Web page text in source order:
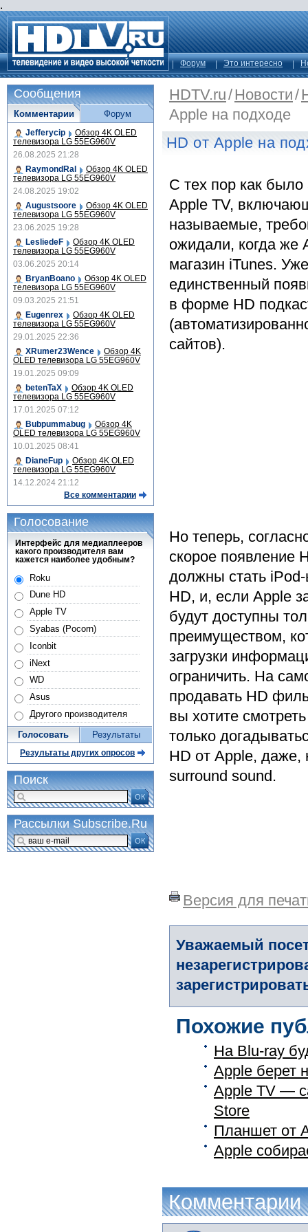
.
Форум Это интересно
HDTV.ru/Новости/
Apple на подходе
HD от Apple на
С тех пор как было
Apple TV,
называемые,
ожидали, когда же
магазин iTunes.
единственный
в форме HD
сайтов).
Но теперь,
скорое появление
должны стать
HD, и, если Apple
будут доступны
преимуществом,
загрузки
ограничить. На
продавать HD
вы хотите
только
HD от Apple, даже,
surround sound.
Версия для
Уважаемый
Похожие
На Blu-ray
Apple берет
Apple TV —
Store
Планшет от
Apple
Комментарии
Сообщения
Комментарии
Jefferycip Обзор 4K OLED
телевизора LG 55EG960V
26.08.2025 21:28
RaymondRal
Обзор 4K OLED
телевизора LG 55EG960V
24.08.2025 19:02
Augustsoore
Обзор 4K OLED
телевизора LG 55EG960V
23.06.2025 19:28
LesliedeF
Обзор 4K OLED
телевизора LG 55EG960V
03.06.2025 20:14
BryanBoano
Обзор 4K OLED
телевизора LG 55EG960V
09.03.2025 21:51
Eugenrex
Обзор 4K OLED
телевизора LG 55EG960V
29.01.2025 22:36
XRumer23Wence
Обзор 4K
OLED телевизора LG 55EG960V
19.01.2025 09:09
betenTaX
Обзор 4K OLED
телевизора LG 55EG960V
17.01.2025 07:12
Bubpummabug
Обзор 4K
OLED телевизора LG 55EG960V
10.01.2025 08:41
DianeFup
Обзор 4K OLED
телевизора LG 55EG960V
14.12.2024 21:12
Все комментарии
Форум
Голосование
Интерфейс для медиаплееров
какого производителя вам
кажется наиболее удобным?
Roku
Dune HD
Apple TV
Syabas (Pocorn)
Iconbit
iNext
WD
Asus
Другого производителя
Голосовать Результаты
Результаты других опросов
Поиск
ОК
Рассылки Subscribe.Ru
ОК